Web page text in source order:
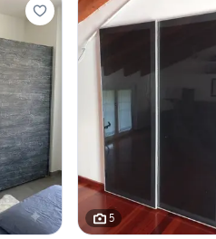
5